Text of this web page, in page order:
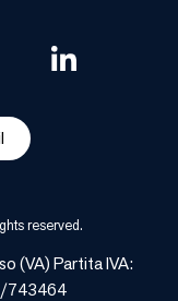
reserved.
(VA) Partita IVA:
743464